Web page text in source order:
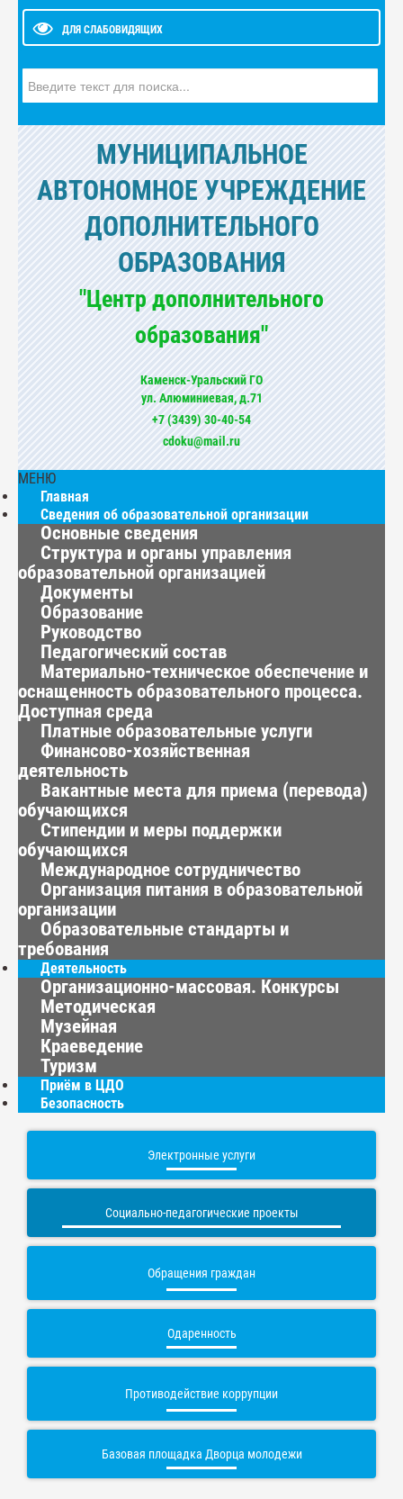
ДЛЯ СЛАБОВИДЯЩИХ
МУНИЦИПАЛЬНОЕ
АВТОНОМНОЕ УЧРЕЖДЕНИЕ
ДОПОЛНИТЕЛЬНОГО
ОБРАЗОВАНИЯ
"Центр дополнительного
образования"
Каменск-Уральский ГО
ул. Алюминиевая, д.71
+7 (3439) 30-40-54
cdoku@mail.ru
МЕНЮ
Главная
Сведения об образовательной организации
Основные сведения
Структура и органы управления
образовательной организацией
Документы
Образование
Руководство
Педагогический состав
Материально-техническое обеспечение и
оснащенность образовательного процесса.
Доступная среда
Платные образовательные услуги
Финансово-хозяйственная
деятельность
Вакантные места для приема (перевода)
обучающихся
Стипендии и меры поддержки
обучающихся
Международное сотрудничество
Организация питания в образовательной
организации
Образовательные стандарты и
требования
Деятельность
Организационно-массовая. Конкурсы
Методическая
Музейная
Краеведение
Туризм
Приём в ЦДО
Безопасность
Электронные услуги
Социально-педагогические проекты
Обращения граждан
Одаренность
Противодействие коррупции
Базовая площадка Дворца молодежи